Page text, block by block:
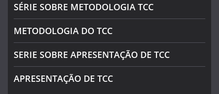
SÉRIE SOBRE METODOLOGIA TCC
METODOLOGIA DO TCC
SERIE SOBRE APRESENTAÇÃO DE TCC
APRESENTAÇÃO DE TCC